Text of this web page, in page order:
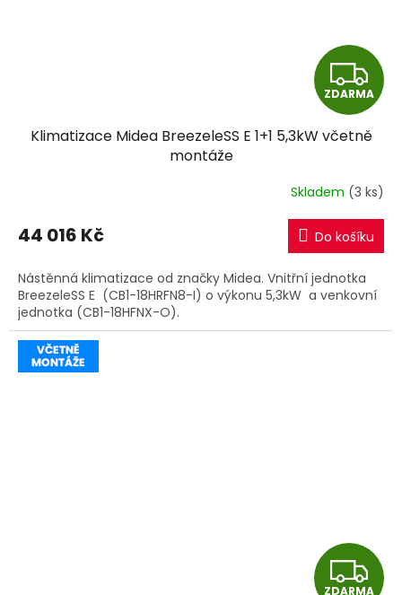
Z
D
A
R
M
A
ZDARMA
Klimatizace Midea BreezeleSS E 1+1 5,3kW včetně
montáže
Skladem (3 ks)
44 016 Kč Do košíku
Nástěnná klimatizace od značky Midea. Vnitřní jednotka
BreezeleSS E (CB1-18HRFN8-I) o výkonu 5,3kW a venkovní
jednotka (CB1-18HFNX-O).
Z
ZDARMA